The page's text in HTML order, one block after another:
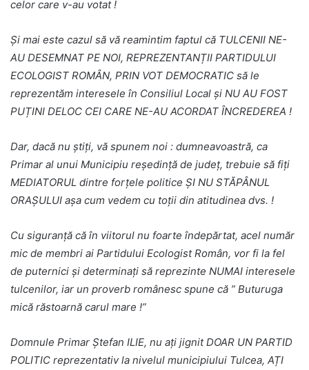
celor care v-au votat !
Și mai este cazul să vă reamintim faptul că TULCENII NE-
AU DESEMNAT PE NOI, REPREZENTANȚII PARTIDULUI
ECOLOGIST ROMÂN, PRIN VOT DEMOCRATIC să le
reprezentăm interesele în Consiliul Local și NU AU FOST
PUȚINI DELOC CEI CARE NE-AU ACORDAT ÎNCREDEREA !
Dar, dacă nu știți, vă spunem noi : dumneavoastră, ca
Primar al unui Municipiu reședință de județ, trebuie să fiți
MEDIATORUL dintre forțele politice ȘI NU STĂPÂNUL
ORAȘULUI așa cum vedem cu toții din atitudinea dvs. !
Cu siguranță că în viitorul nu foarte îndepărtat, acel număr
mic de membri ai Partidului Ecologist Român, vor fi la fel
de puternici și determinați să reprezinte NUMAI interesele
tulcenilor, iar un proverb românesc spune că ” Buturuga
mică răstoarnă carul mare !”
Domnule Primar Ștefan ILIE, nu ați jignit DOAR UN PARTID
POLITIC reprezentativ la nivelul municipiului Tulcea, AȚI